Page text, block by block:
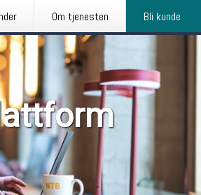
Om tjenesten Bli kunde